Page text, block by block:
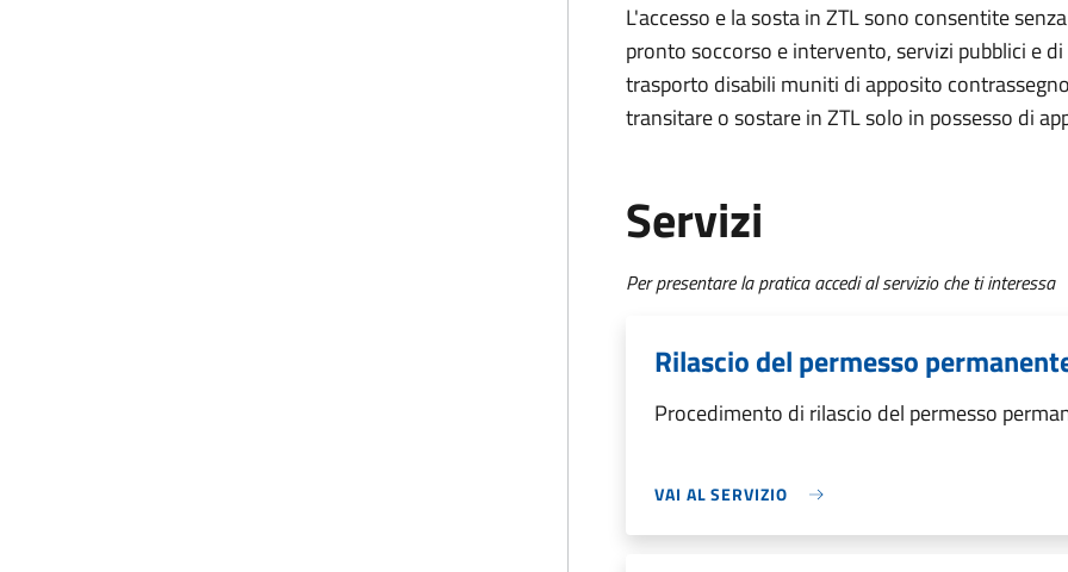
L'accesso e la sosta in ZTL sono consentite
pronto soccorso e intervento, servizi pubblici e
trasporto disabili muniti di apposito
transitare o sostare in ZTL solo in possesso di
Servizi
Per presentare la pratica accedi al servizio che ti interessa
Rilascio del permesso
Procedimento di rilascio del permesso
VAI AL SERVIZIO